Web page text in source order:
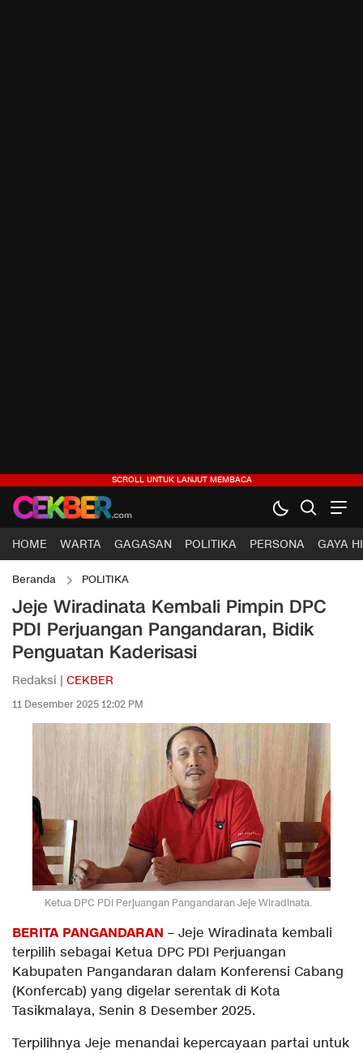
HOME WARTA GAGASAN POLITIKA PERSONA GAYA
Beranda POLITIKA
Jeje Wiradinata Kembali Pimpin DPC
PDI Perjuangan Pangandaran, Bidik
Penguatan Kaderisasi
Redaksi | CEKBER
11 Desember 2025 12:02 PM
Ketua DPC PDI Perjuangan Pangandaran Jeje Wiradinata.
BERITA PANGANDARAN – Jeje Wiradinata kembali
terpilih sebagai Ketua DPC PDI Perjuangan
Kabupaten Pangandaran dalam Konferensi Cabang
(Konfercab) yang digelar serentak di Kota
Tasikmalaya, Senin 8 Desember 2025.
Terpilihnya Jeje menandai kepercayaan partai untuk